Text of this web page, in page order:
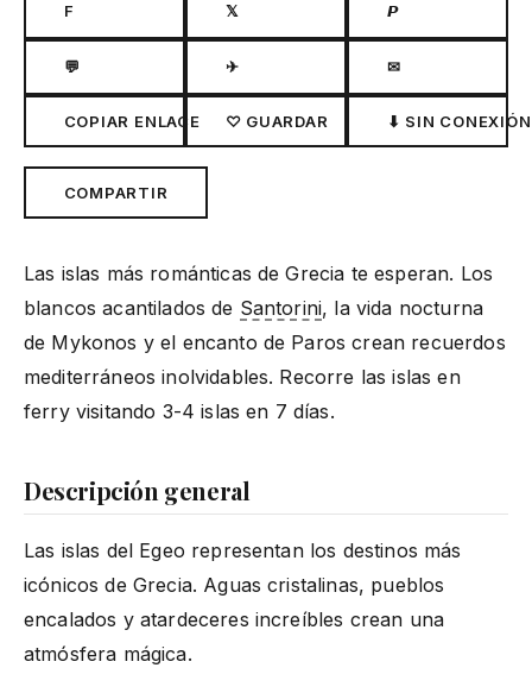
F 𝕏 𝙋
💬 ✈ ✉
COPIAR ENLACE ♡ GUARDAR ⬇ SIN CONEXIÓN
COMPARTIR
Las islas más románticas de Grecia te esperan. Los
blancos acantilados de Santorini, la vida nocturna
de Mykonos y el encanto de Paros crean recuerdos
mediterráneos inolvidables. Recorre las islas en
ferry visitando 3-4 islas en 7 días.
Descripción general
Las islas del Egeo representan los destinos más
icónicos de Grecia. Aguas cristalinas, pueblos
encalados y atardeceres increíbles crean una
atmósfera mágica.